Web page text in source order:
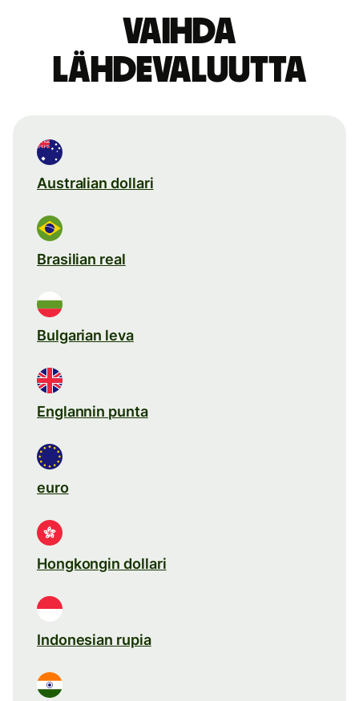
Vaihda
lähdevaluutta
Australian dollari
Brasilian real
Bulgarian leva
Englannin punta
euro
Hongkongin dollari
Indonesian rupia